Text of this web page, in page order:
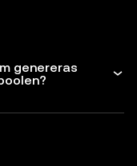
genereras